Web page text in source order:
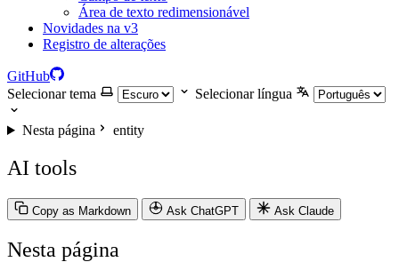
Área de texto redimensionável
Novidades na v3
Registro de alterações
GitHub
Selecionar tema
Selecionar língua
Nesta página entity
AI tools
Copy as Markdown Ask ChatGPT Ask Claude
Nesta página